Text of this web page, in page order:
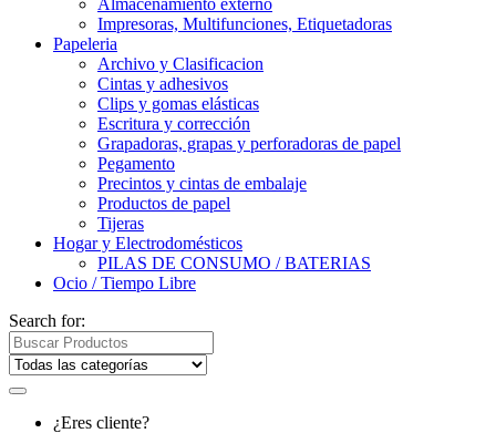
Almacenamiento externo
Impresoras, Multifunciones, Etiquetadoras
Papeleria
Archivo y Clasificacion
Cintas y adhesivos
Clips y gomas elásticas
Escritura y corrección
Grapadoras, grapas y perforadoras de papel
Pegamento
Precintos y cintas de embalaje
Productos de papel
Tijeras
Hogar y Electrodomésticos
PILAS DE CONSUMO / BATERIAS
Ocio / Tiempo Libre
Search for:
¿Eres cliente?